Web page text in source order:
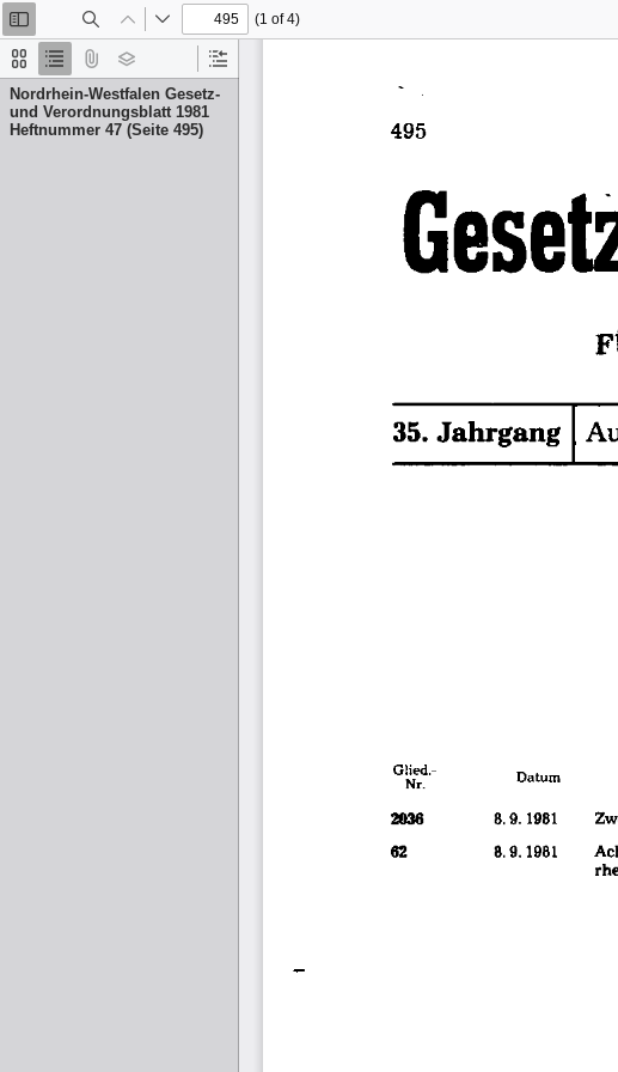
Thumbnails
Document
Outline
Attachments
Layers
Current
Item
Nordrhein-Westfalen Gesetz-
und Verordnungsblatt 1981
Heftnummer 47 (Seite 495)
Toggle
Sidebar
Previous
Next
(1 of 4)